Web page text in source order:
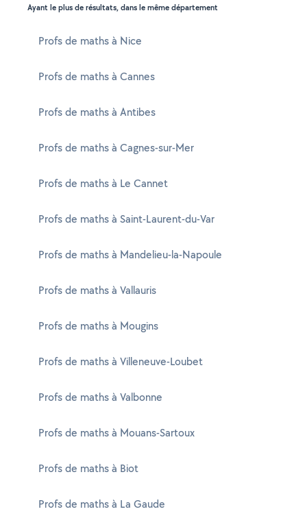
Ayant le plus de résultats, dans le même département
Profs de maths à Nice
Profs de maths à Cannes
Profs de maths à Antibes
Profs de maths à Cagnes-sur-Mer
Profs de maths à Le Cannet
Profs de maths à Saint-Laurent-du-Var
Profs de maths à Mandelieu-la-Napoule
Profs de maths à Vallauris
Profs de maths à Mougins
Profs de maths à Villeneuve-Loubet
Profs de maths à Valbonne
Profs de maths à Mouans-Sartoux
Profs de maths à Biot
Profs de maths à La Gaude